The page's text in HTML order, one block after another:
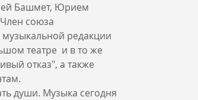
Башмет, Юрием
союза
редакции
театре и в то же
отказ", а также
души. Музыка сегодня